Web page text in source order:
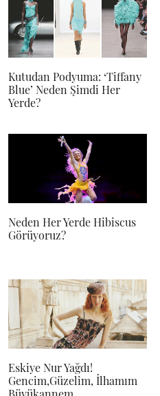
Kutudan Podyuma: ‘Tiffany
Blue’ Neden Şimdi Her
Yerde?
Neden Her Yerde Hibiscus
Görüyoruz?
Eskiye Nur Yağdı!
Gencim,Güzelim, İlhamım